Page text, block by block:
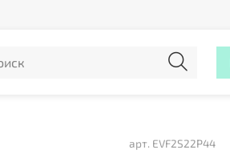
арт. EVF2S22P44